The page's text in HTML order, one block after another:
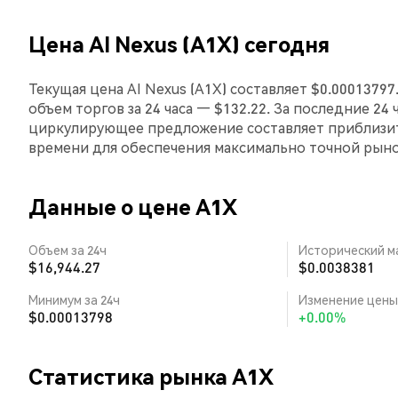
Цена AI Nexus (A1X) сегодня
Текущая цена AI Nexus (A1X) составляет
объем торгов за 24 часа — $132.22. За последние 24
циркулирующее предложение составляет
времени для обеспечения максимально точной
Данные о цене A1X
Объем за 24ч
$16,944.27
Исторический
$0.0038381
Минимум за 24ч
$0.00013798
Изменение цены
+0.00%
Статистика рынка A1X